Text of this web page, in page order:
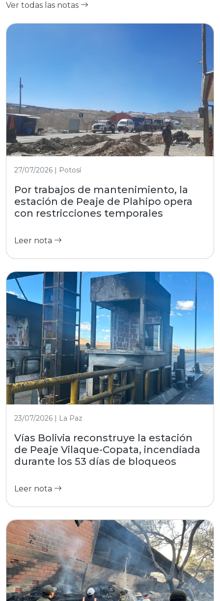
Ver todas las notas
27/07/2026 | Potosí
Por trabajos de mantenimiento, la
estación de Peaje de Plahipo opera
con restricciones temporales
Leer nota
23/07/2026 | La Paz
Vías Bolivia reconstruye la estación
de Peaje Vilaque-Copata, incendiada
durante los 53 días de bloqueos
Leer nota